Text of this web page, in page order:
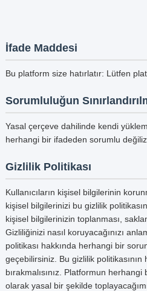
İfade Maddesi
Bu platform size hatırlatır: Lütfen
Sorumluluğun
Yasal çerçeve dahilinde kendi
herhangi bir ifadeden sorumlu değiliz.
Gizlilik Politikası
Kullanıcıların kişisel bilgilerinin
kişisel bilgilerinizi bu gizlilik
kişisel bilgilerinizin toplanması,
Gizliliğinizi nasıl koruyacağınızı
politikası hakkında herhangi bir
geçebilirsiniz. Bu gizlilik
bırakmalısınız. Platformun
olarak yasal bir şekilde